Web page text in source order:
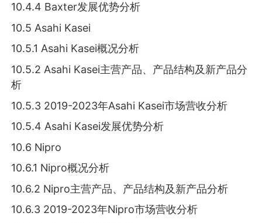
10.4.4 Baxter发展优势分析
10.5 Asahi Kasei
10.5.1 Asahi Kasei概况分析
10.5.2 Asahi Kasei主营产品、产品结构及新产品分
析
10.5.3 2019-2023年Asahi Kasei市场营收分析
10.5.4 Asahi Kasei发展优势分析
10.6 Nipro
10.6.1 Nipro概况分析
10.6.2 Nipro主营产品、产品结构及新产品分析
10.6.3 2019-2023年Nipro市场营收分析